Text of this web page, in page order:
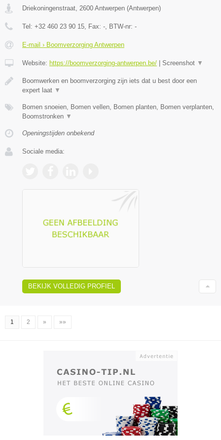
Driekoningenstraat 2600 Antwerpen (Antwerpen)
Tel: +32 460 23 90 15 , Fax: - , BTW-nr: -
E-mail › Boomverzorging Antwerpen
Website: https://boomverzorging-antwerpen.be/ Screenshot ▼
Boomwerken en boomverzorging zijn iets dat u best door een
expert laat ▼
Bomen snoeien, Bomen vellen, Bomen planten, Bomen verplanten,
Boomstronken ▼
Openingstijden onbekend
Sociale media:
BEKIJK VOLLEDIG PROFIEL
1 2 » »»